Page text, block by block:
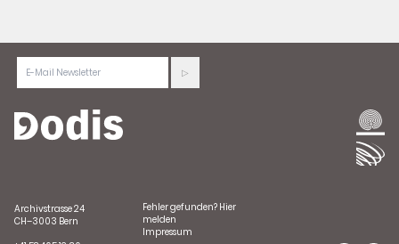
Archivstrasse 24
CH–3003 Bern
Fehler gefunden? Hier
melden
Impressum